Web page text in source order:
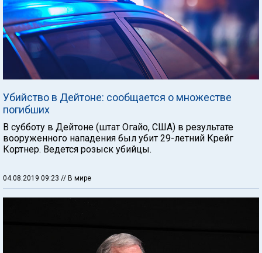
Убийство в Дейтоне: сообщается о множестве
погибших
В субботу в Дейтоне (штат Огайо, США) в результате
вооруженного нападения был убит 29-летний Крейг
Кортнер. Ведется розыск убийцы.
04.08.2019 09:23 // В мире